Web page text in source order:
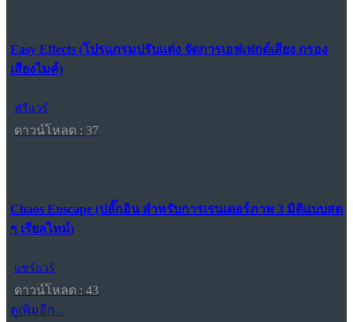
Easy Effects (โปรแกรมปรับแต่ง จัดการเอฟเฟกต์เสียง กรอง
เสียงไมค์)
ฟรีแวร์
ดาวน์โหลด : 37
Chaos Enscape (ปลั๊กอิน สำหรับการเรนเดอร์ภาพ 3 มิติแบบสด
ๆ เรียลไทม์)
แชร์แวร์
ดาวน์โหลด : 43
ดูเพิ่มอีก...